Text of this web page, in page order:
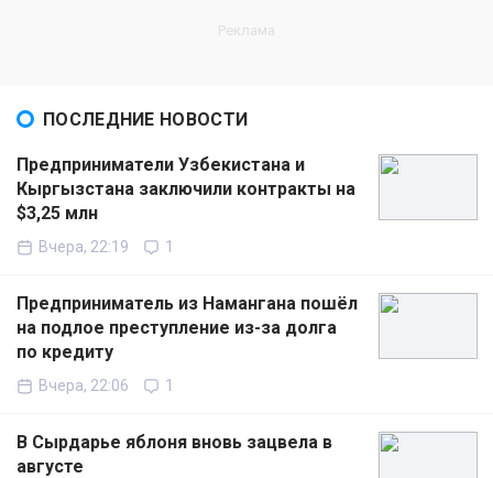
ПОСЛЕДНИЕ НОВОСТИ
Предприниматели Узбекистана и
Кыргызстана заключили контракты на
$3,25 млн
Вчера, 22:19 1
Предприниматель из Намангана пошёл
на подлое преступление из-за долга
по кредиту
Вчера, 22:06 1
В Сырдарье яблоня вновь зацвела в
августе